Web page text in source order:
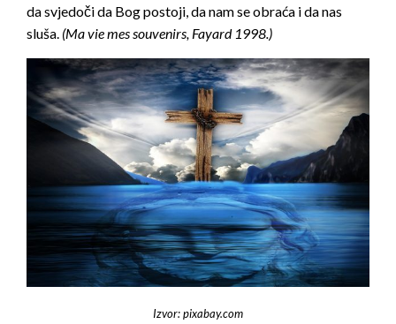
da svjedoči da Bog postoji, da nam se obraća i da nas
sluša. (Ma vie mes souvenirs, Fayard 1998.)
Izvor: pixabay.com